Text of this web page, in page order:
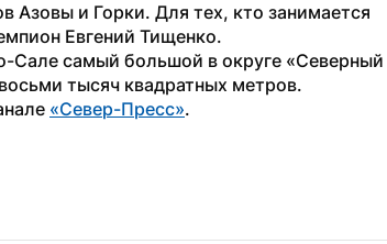
Азовы и Горки. Для тех, кто занимается
Евгений Тищенко.
Сале самый большой в округе «Северный
тысяч квадратных метров.
«Север-Пресс».